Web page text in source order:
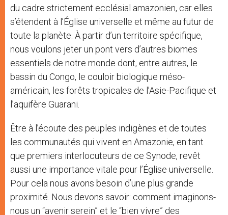
du cadre strictement ecclésial amazonien, car elles
s’étendent à l’Église universelle et même au futur de
toute la planète. À partir d’un territoire spécifique,
nous voulons jeter un pont vers d’autres biomes
essentiels de notre monde dont, entre autres, le
bassin du Congo, le couloir biologique méso-
américain, les forêts tropicales de l’Asie-Pacifique et
l’aquifère Guarani.
Être à l’écoute des peuples indigènes et de toutes
les communautés qui vivent en Amazonie, en tant
que premiers interlocuteurs de ce Synode, revêt
aussi une importance vitale pour l’Église universelle.
Pour cela nous avons besoin d’une plus grande
proximité. Nous devons savoir: comment imaginons-
nous un “avenir serein” et le “bien vivre” des